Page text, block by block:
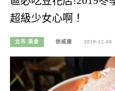
超級少女心啊！
北市-美食 徐威廉 2019-12-08